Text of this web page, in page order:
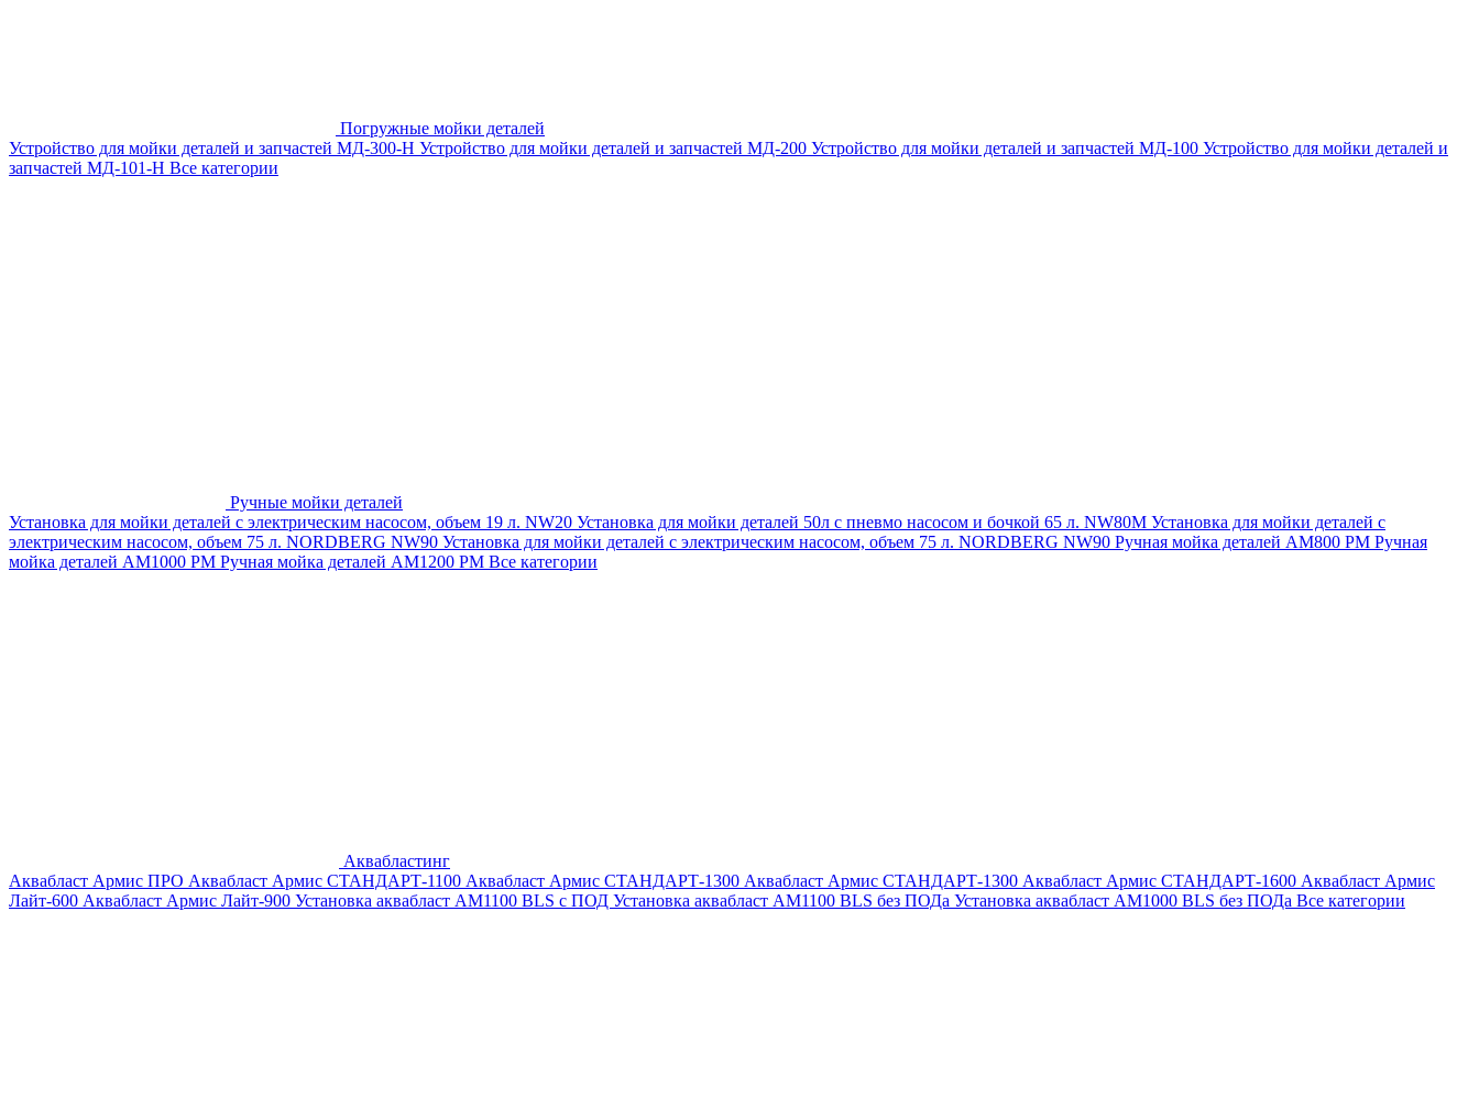
Погружные мойки деталей
Устройство для мойки деталей и запчастей МД-300-H Устройство для мойки деталей и запчастей МД-200 Устройство для мойки деталей и запчастей МД-100 Устройство для мойки деталей и
запчастей МД-101-Н Все категории
Ручные мойки деталей
Установка для мойки деталей с электрическим насосом, объем 19 л. NW20 Установка для мойки деталей 50л с пневмо насосом и бочкой 65 л. NW80M Установка для мойки деталей с
электрическим насосом, объем 75 л. NORDBERG NW90 Установка для мойки деталей с электрическим насосом, объем 75 л. NORDBERG NW90 Ручная мойка деталей АМ800 РМ Ручная
мойка деталей АМ1000 РМ Ручная мойка деталей АМ1200 РМ Все категории
Аквабластинг
Аквабласт Армис ПРО Аквабласт Армис СТАНДАРТ-1100 Аквабласт Армис СТАНДАРТ-1300 Аквабласт Армис СТАНДАРТ-1300 Аквабласт Армис СТАНДАРТ-1600 Аквабласт Армис
Лайт-600 Аквабласт Армис Лайт-900 Установка аквабласт AM1100 BLS с ПОД Установка аквабласт AM1100 BLS без ПОДа Установка аквабласт AM1000 BLS без ПОДа Все категории